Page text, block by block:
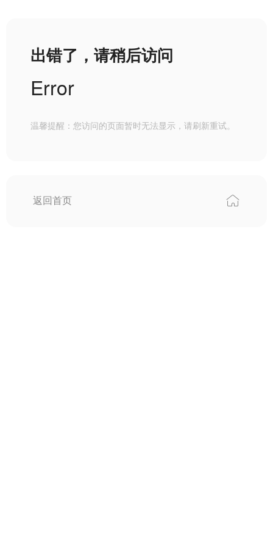
出错了，请稍后访问
Error
温馨提醒：您访问的页面暂时无法显示，请刷新重试。
返回首页